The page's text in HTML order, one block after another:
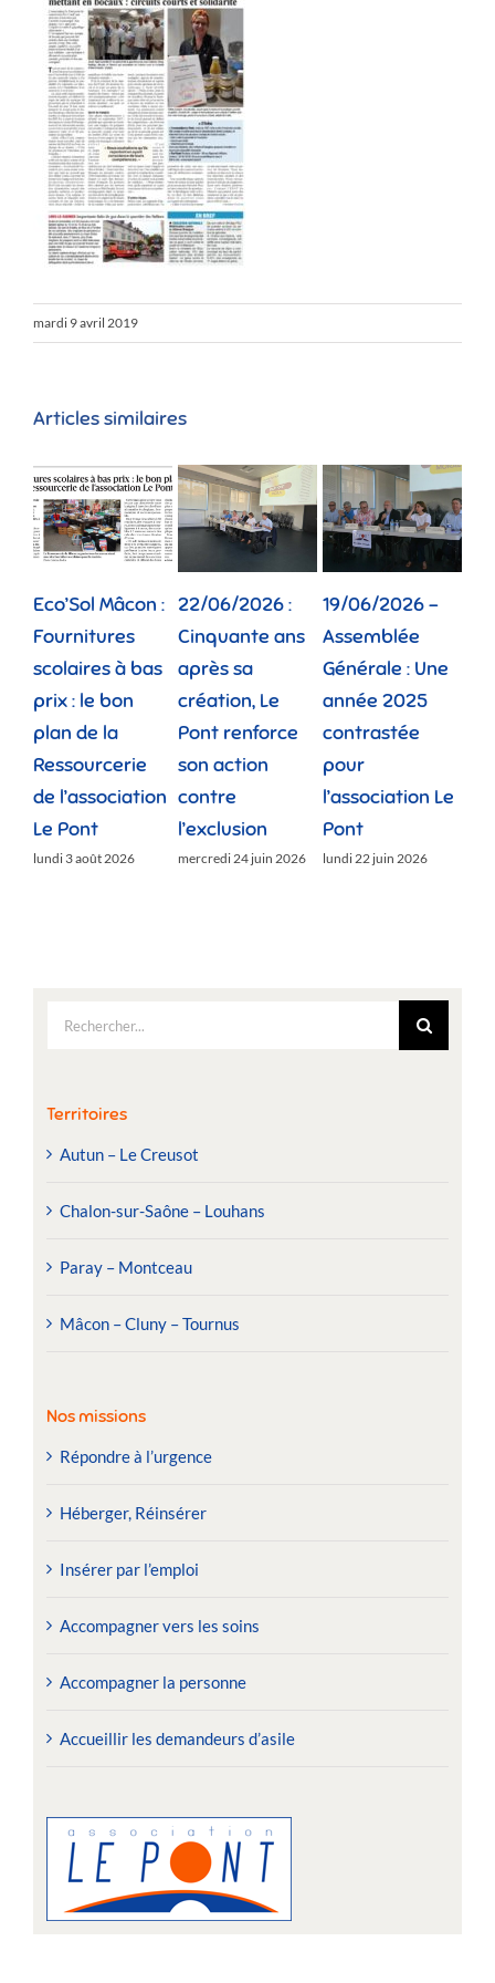
mardi 9 avril 2019
Articles similaires
Eco’Sol Mâcon :
Fournitures
scolaires à bas
prix : le bon
plan de la
Ressourcerie
de l’association
Le Pont
lundi 3 août 2026
22/06/2026 :
Cinquante ans
après sa
création, Le
Pont renforce
son action
contre
l’exclusion
mercredi 24 juin 2026
19/06/2026 –
Assemblée
Générale : Une
année 2025
contrastée
pour
l’association Le
Pont
lundi 22 juin 2026
Rechercher:
Territoires
Autun – Le Creusot
Chalon-sur-Saône – Louhans
Paray – Montceau
Mâcon – Cluny – Tournus
Nos missions
Répondre à l’urgence
Héberger, Réinsérer
Insérer par l’emploi
Accompagner vers les soins
Accompagner la personne
Accueillir les demandeurs d’asile